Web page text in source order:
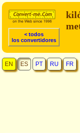
< todos
los convertidores
EN ES PT RU FR